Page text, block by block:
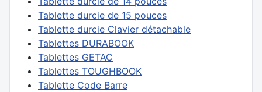
Tablette durcie de 15 pouces
Tablette durcie Clavier détachable
Tablettes DURABOOK
Tablettes GETAC
Tablettes TOUGHBOOK
Tablette Code Barre